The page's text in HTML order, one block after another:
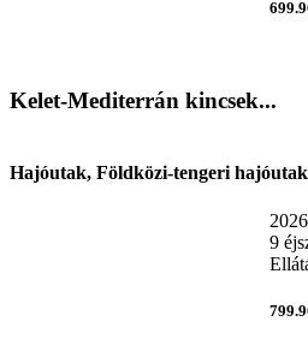
Kelet-Mediterrán kincsek...
Hajóutak, Földközi-tengeri hajóutak
9